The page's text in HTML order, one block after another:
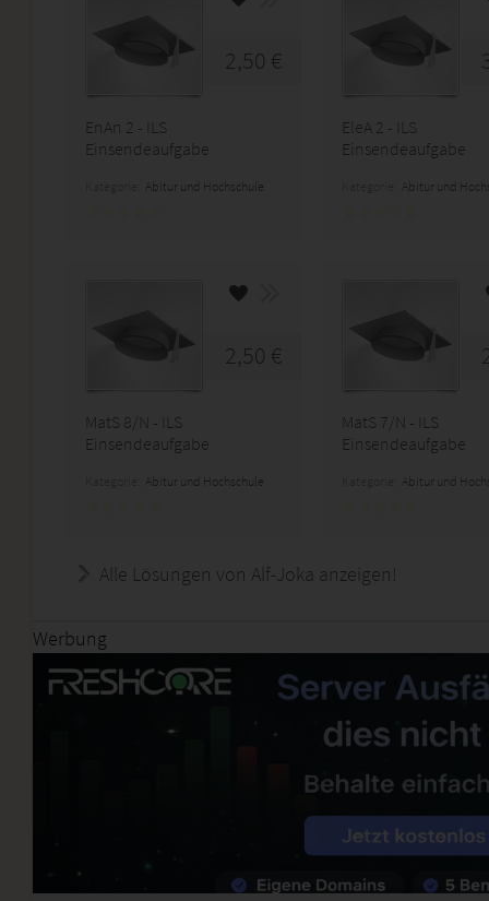
2,50 €
EnAn 2 - ILS
Einsendeaufgabe
Abitur und Hochschule
EleA 2 - ILS
Einsendeaufgabe
Abitur und
2,50 €
MatS 8/N - ILS
Einsendeaufgabe
Abitur und Hochschule
MatS 7/N - ILS
Einsendeaufgabe
Abitur und
Alle Lösungen von Alf-Joka anzeigen!
Werbung